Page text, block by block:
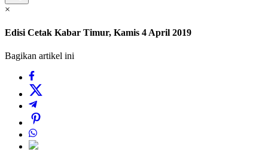
×
Edisi Cetak Kabar Timur, Kamis 4 April 2019
Bagikan artikel ini